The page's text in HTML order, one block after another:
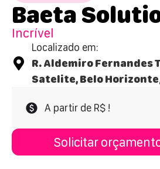
Baeta
Incrível
Localizado em:
R. Aldemiro Fernandes
Satelite, Belo
A partir de R$ !
Solicitar